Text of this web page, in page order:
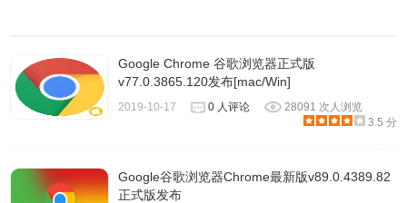
Google Chrome 谷歌浏览器正式版
v77.0.3865.120发布[mac/Win]
2019-10-17 0 人评论
28091 次人浏览
3.5 分
Google谷歌浏览器Chrome最新版v89.0.4389.82
正式版发布